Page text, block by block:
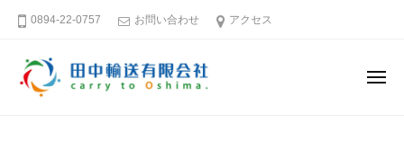
0894-22-0757 お問い合わせ アクセス
メ
中
送
有